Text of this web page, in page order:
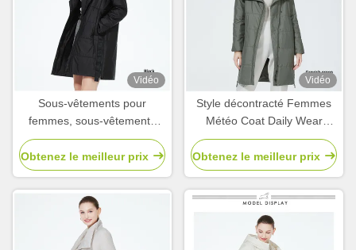
Vidéo
Sous-vêtements pour
femmes, sous-vêtements
pour femmes
Obtenez le meilleur prix
Vidéo
Style décontracté Femmes
Météo Coat Daily Wear
Blanc Vestes décontractées
Pour les femmes
Obtenez le meilleur prix